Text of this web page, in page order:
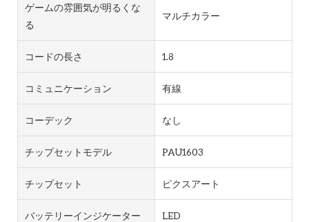
ゲームの雰囲気が明るくな
る
マルチカラー
コードの長さ 1.8
コミュニケーション 有線
コーデック なし
チップセットモデル PAU1603
チップセット ピクスアート
バッテリーインジケーター LED